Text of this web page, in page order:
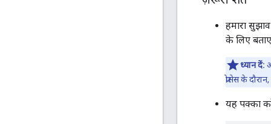
हमारा
के लिए
ध्यान दें:
प्रोसेस के
यह पक्का